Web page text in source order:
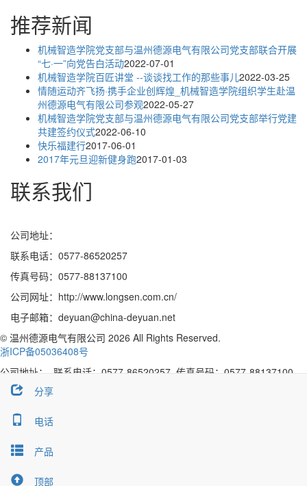
推荐新闻
机械智造学院党支部与温州德源电气有限公司党支部联合开展
“七·一”向党告白活动2022-07-01
机械智造学院百匠讲堂 --谈谈找工作的那些事儿2022-03-25
情随运动齐飞扬·携手企业创辉煌_机械智造学院组织学生赴温
州德源电气有限公司参观2022-05-27
机械智造学院党支部与温州德源电气有限公司党支部举行党建
共建签约仪式2022-06-10
快乐福建行2017-06-01
2017年元旦迎新健身跑2017-01-03
联系我们
公司地址：
联系电话：0577-86520257
传真号码：0577-88137100
公司网址：http://www.longsen.com.cn/
电子邮箱：deyuan@china-deyuan.net
分享
电话
产品
顶部
© 温州德源电气有限公司 2026 All Rights Reserved.
浙ICP备05036408号
公司地址： 联系电话：0577-86520257 传真号码：0577-88137100
关闭
close